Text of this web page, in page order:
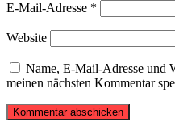
E-Mail-Adresse *
Website
Name, E-Mail-Adresse und
meinen nächsten Kommentar